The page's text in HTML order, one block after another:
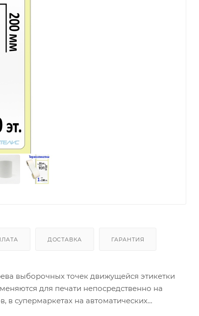
ДОСТАВКА ГАРАНТИЯ
выборочных точек движущейся этикетки
для печати непосредственно на
супермаркетах на автоматических